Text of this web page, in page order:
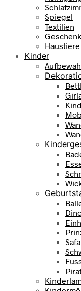
Spiegel
Textilien
Haustiere
Kinder